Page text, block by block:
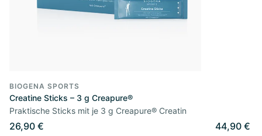
BIOGENA SPORTS
Creatine Sticks – 3 g Creapure®
Praktische Sticks mit je 3 g Creapure® Creatin
26,90 € 44,90 €